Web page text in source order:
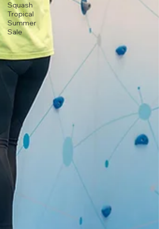
Squash
Tropical
Summer
Sale